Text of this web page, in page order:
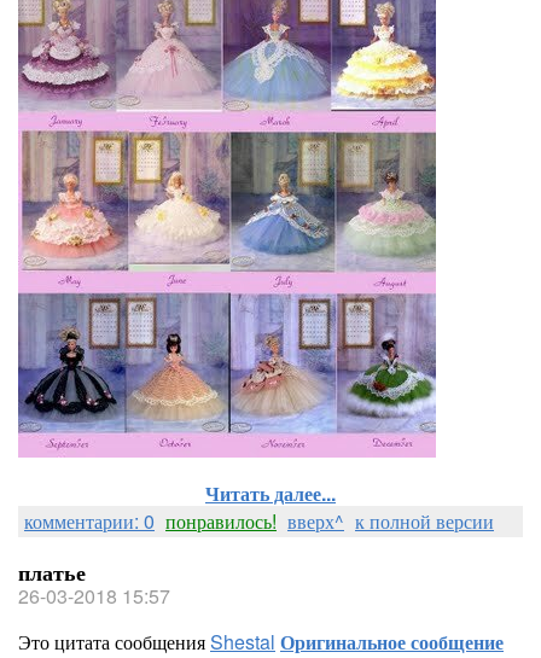
Читать далее...
комментарии: 0 понравилось! вверх^ к полной версии
платье
26-03-2018 15:57
Это цитата сообщенияShestal Оригинальное сообщение